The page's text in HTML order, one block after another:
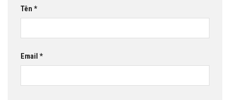
Tên *
Email *